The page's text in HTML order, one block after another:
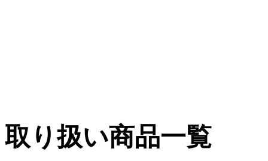
取り扱い商品一覧